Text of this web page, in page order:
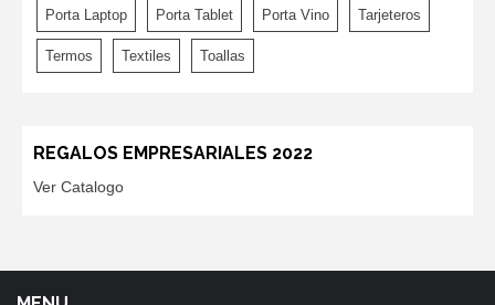
Porta Laptop Porta Tablet Porta Vino Tarjeteros
Termos Textiles Toallas
REGALOS EMPRESARIALES 2022
Ver Catalogo